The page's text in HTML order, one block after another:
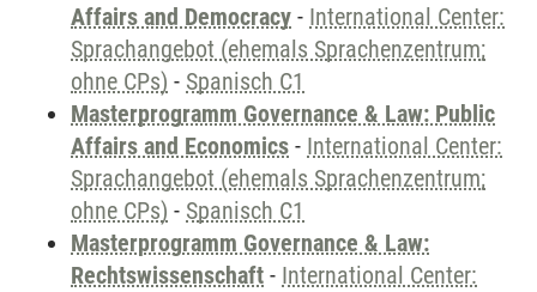
Affairs and Democracy - International Center:
Sprachangebot (ehemals Sprachenzentrum;
ohne CPs) - Spanisch C1
Masterprogramm Governance & Law: Public
Affairs and Economics - International Center:
Sprachangebot (ehemals Sprachenzentrum;
ohne CPs) - Spanisch C1
Masterprogramm Governance & Law:
Rechtswissenschaft - International Center: